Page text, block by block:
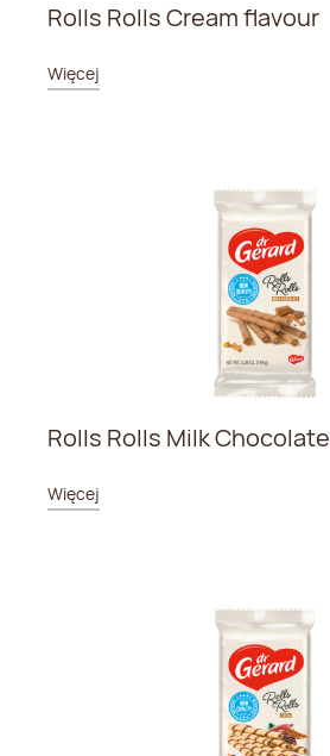
Rolls Rolls Cream flavour
Więcej
Rolls Rolls Milk Chocolate
Więcej